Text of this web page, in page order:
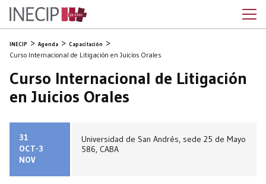
INECIP Agenda Capacitación
Curso Internacional de Litigación en Juicios Orales
Curso Internacional de Litigación
en Juicios Orales
Universidad de San Andrés, sede 25 de Mayo
586, CABA
31
OCT-3
NOV